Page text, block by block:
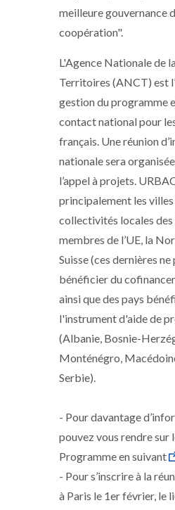
meilleure gouvernance
coopération".
L'Agence Nationale de
Territoires (ANCT) est
gestion du programme
contact national pour
français. Une réunion
nationale sera
l’appel à projets.
principalement les villes
collectivités locales des
membres de l’UE, la
Suisse (ces dernières
bénéficier du
ainsi que des pays
l'instrument d'aide de
(Albanie, Bosnie-
Monténégro,
Serbie).
- Pour davantage
pouvez vous rendre sur
Programme en suivant
- Pour s’inscrire à la
à Paris le 1er février, le